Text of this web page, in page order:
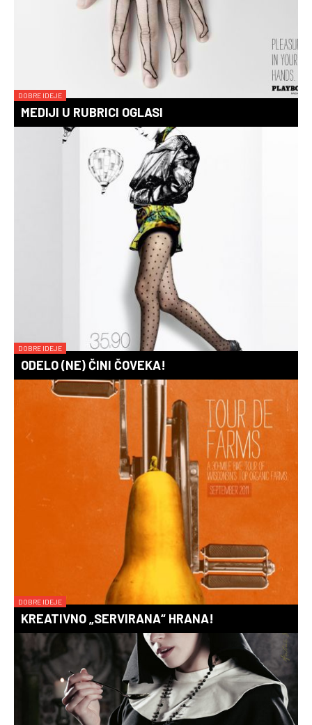
DOBRE IDEJE
MEDIJI U RUBRICI OGLASI
DOBRE IDEJE
ODELO (NE) ČINI ČOVEKA!
DOBRE IDEJE
KREATIVNO „SERVIRANA“ HRANA!